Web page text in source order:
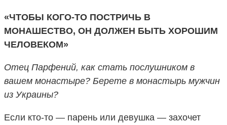
«ЧТОБЫ КОГО-ТО ПОСТРИЧЬ В
МОНАШЕСТВО, ОН ДОЛЖЕН БЫТЬ ХОРОШИМ
ЧЕЛОВЕКОМ»
Отец Парфений, как стать послушником в
вашем монастыре? Берете в монастырь мужчин
из Украины?
Если кто-то — парень или девушка — захочет